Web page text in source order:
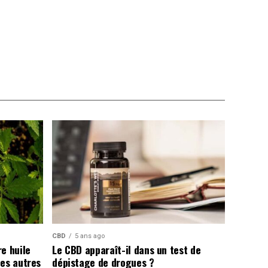
huile
autres
CBD 5 ans ago
Le CBD apparaît-il dans un test de
dépistage de drogues ?